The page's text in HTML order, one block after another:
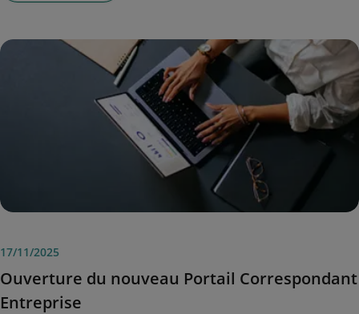
17/11/2025
Ouverture du nouveau Portail Correspondant
Entreprise